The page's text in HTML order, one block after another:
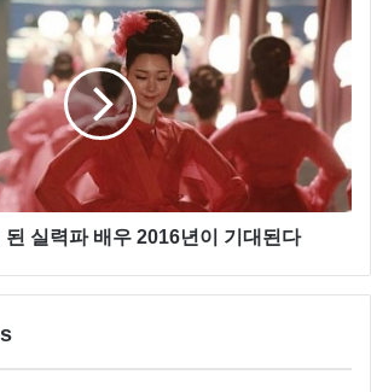
Powerball California
된 실력파 배우 2016년이 기대된다